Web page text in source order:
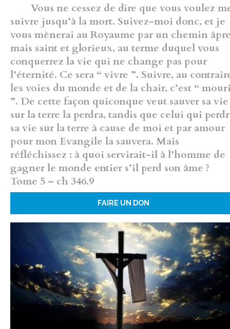
Vous ne cessez de dire que vous voulez
suivre jusqu’à la mort. Suivez-moi donc, et je
vous mènerai au Royaume par un chemin
mais saint et glorieux, au terme duquel vous
conquerrez la vie qui ne change pas pour
l’éternité. Ce sera “ vivre ”. Suivre, au
les voies du monde et de la chair, c’est “
”. De cette façon quiconque veut sauver sa vie
sur la terre la perdra, tandis que celui qui
sa vie sur la terre à cause de moi et par amour
pour mon Evangile la sauvera. Mais
réfléchissez : à quoi servirait-il à l’homme de
gagner le monde entier s’il perd son âme ?
Tome 5 – ch 346.9
FAIRE UN DON